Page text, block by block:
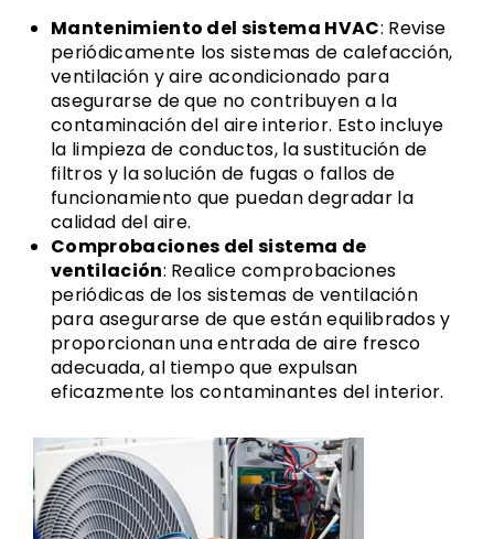
Mantenimiento del sistema HVAC: Revise
periódicamente los sistemas de calefacción,
ventilación y aire acondicionado para
asegurarse de que no contribuyen a la
contaminación del aire interior. Esto incluye
la limpieza de conductos, la sustitución de
filtros y la solución de fugas o fallos de
funcionamiento que puedan degradar la
calidad del aire.
Comprobaciones del sistema de
ventilación: Realice comprobaciones
periódicas de los sistemas de ventilación
para asegurarse de que están equilibrados y
proporcionan una entrada de aire fresco
adecuada, al tiempo que expulsan
eficazmente los contaminantes del interior.